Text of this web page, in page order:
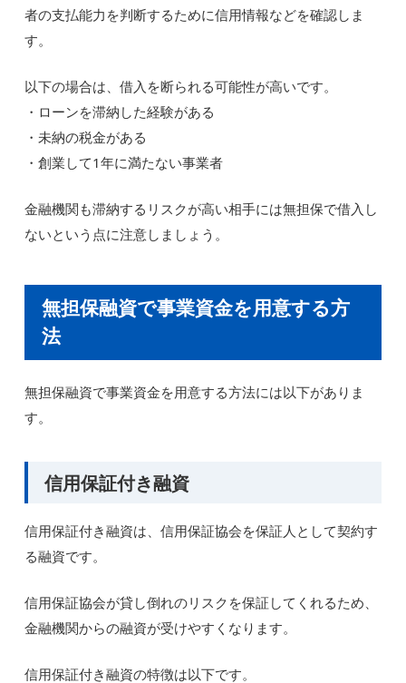
者の支払能力を判断するために信用情報などを確認しま
す。
以下の場合は、借入を断られる可能性が高いです。
・ローンを滞納した経験がある
・未納の税金がある
・創業して1年に満たない事業者
金融機関も滞納するリスクが高い相手には無担保で借入し
ないという点に注意しましょう。
無担保融資で事業資金を用意する方
法
無担保融資で事業資金を用意する方法には以下がありま
す。
信用保証付き融資
信用保証付き融資は、信用保証協会を保証人として契約す
る融資です。
信用保証協会が貸し倒れのリスクを保証してくれるため、
金融機関からの融資が受けやすくなります。
信用保証付き融資の特徴は以下です。